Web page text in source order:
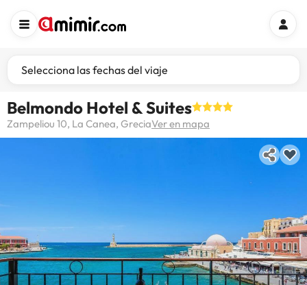
Selecciona las fechas del viaje
Belmondo Hotel & Suites
Zampeliou 10, La Canea, GreciaVer en mapa